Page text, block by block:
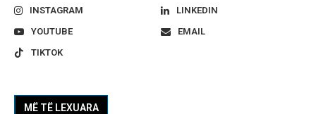
INSTAGRAM
LINKEDIN
YOUTUBE
EMAIL
TIKTOK
MË TË LEXUARA